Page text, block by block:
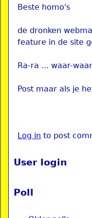
Beste homo's
de dronken
feature in de site
Ra-ra ... waar-
Post maar als je
Log in to post
User login
Poll